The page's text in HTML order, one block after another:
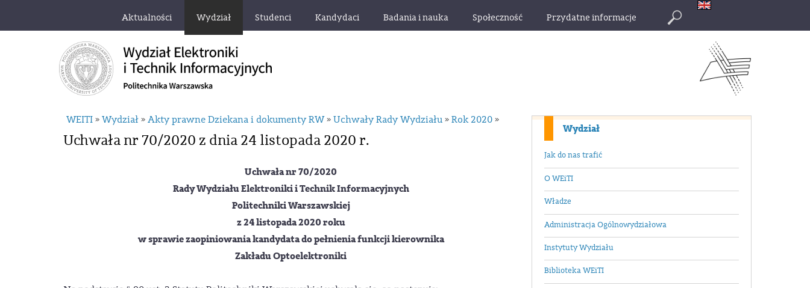
Aktualności Wydział Studenci Kandydaci Badania i nauka Społeczność Przydatne informacje
Wydział
Jak do nas trafić
O WEiTI
Władze
Administracja Ogólnowydziałowa
Instytuty Wydziału
Biblioteka WEiTI
WEITI » Wydział » Akty prawne Dziekana i dokumenty RW » Uchwały Rady Wydziału » Rok 2020 »
Uchwała nr 70/2020 z dnia 24 listopada 2020 r.
Uchwała nr 70/2020
Rady Wydziału Elektroniki i Technik Informacyjnych
Politechniki Warszawskiej
z 24 listopada 2020 roku
w sprawie zaopiniowania kandydata do pełnienia funkcji kierownika
Zakładu Optoelektroniki